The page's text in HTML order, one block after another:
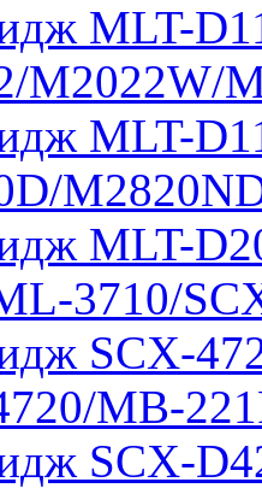
MLT-
M2022W/
MLT-
MLT-
3710/
SCX-
MB-
SCX-